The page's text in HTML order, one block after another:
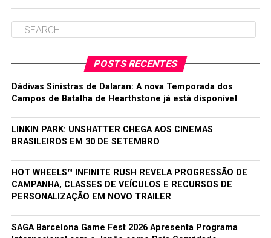
POSTS RECENTES
Dádivas Sinistras de Dalaran: A nova Temporada dos
Campos de Batalha de Hearthstone já está disponível
LINKIN PARK: UNSHATTER CHEGA AOS CINEMAS
BRASILEIROS EM 30 DE SETEMBRO
HOT WHEELS™ INFINITE RUSH REVELA PROGRESSÃO DE
CAMPANHA, CLASSES DE VEÍCULOS E RECURSOS DE
PERSONALIZAÇÃO EM NOVO TRAILER
SAGA Barcelona Game Fest 2026 Apresenta Programa